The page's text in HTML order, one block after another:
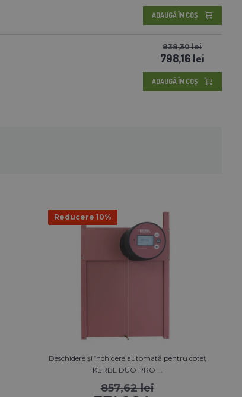
ADAUGĂ ÎN COŞ
838,30 lei
798,16 lei
ADAUGĂ ÎN COŞ
Reducere 10%
Deschidere și închidere automată pentru coteț
KERBL DUO PRO ...
857,62 lei